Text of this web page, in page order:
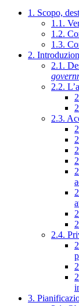
1. Scopo,
1.1.
1.2.
1.3.
2.
2.1.
2.2.
2.3.
2.4.
3.